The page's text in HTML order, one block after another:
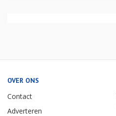
OVER ONS
Contact
Adverteren